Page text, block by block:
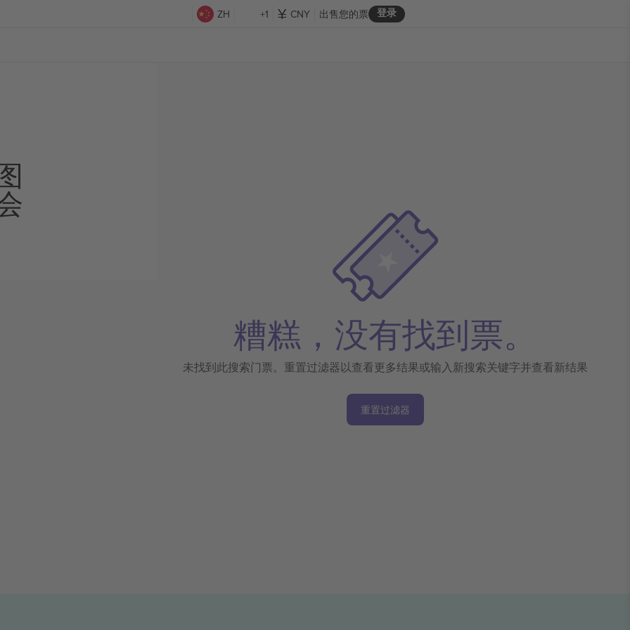
ZH +1 CNY 登录
出售您的票
糟糕，没有找到票。
未找到此搜索门票。重置过滤器以查看更多结果或输入新搜索关键字并查看新结果
重置过滤器